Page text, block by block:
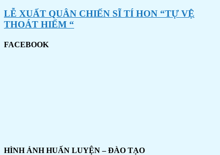
LỄ XUẤT QUÂN CHIẾN SĨ TÍ HON “TỰ VỆ
THOÁT HIỂM “
FACEBOOK
HÌNH ẢNH HUẤN LUYỆN – ĐÀO TẠO